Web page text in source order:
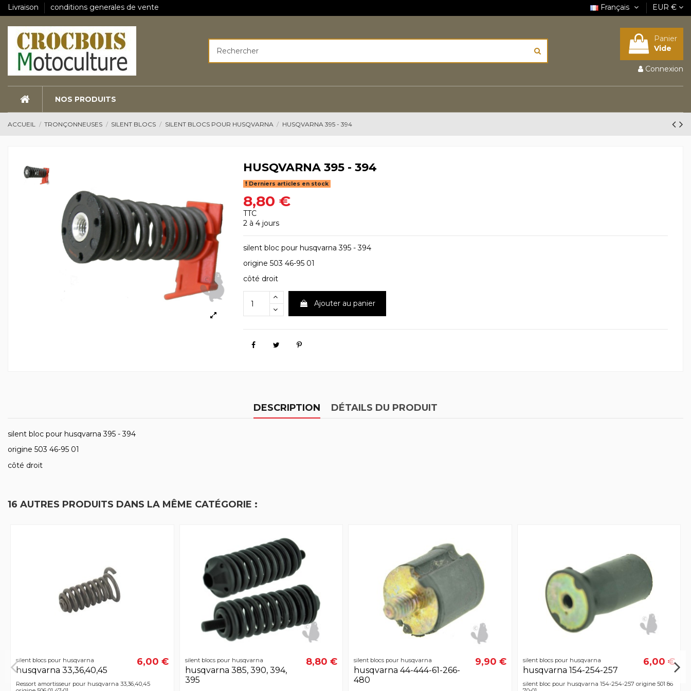
Livraison conditions generales de vente Français EUR €
Panier
Vide
Connexion
NOS PRODUITS
ACCUEIL TRONÇONNEUSES SILENT BLOCS SILENT BLOCS POUR HUSQVARNA HUSQVARNA 395 - 394
HUSQVARNA 395 - 394
Derniers articles en stock
8,80 €
TTC
2 à 4 jours
silent bloc pour husqvarna 395 - 394
origine 503 46-95 01
côté droit
Ajouter au panier
DESCRIPTION DÉTAILS DU PRODUIT
silent bloc pour husqvarna 395 - 394
origine 503 46-95 01
côté droit
16 AUTRES PRODUITS DANS LA MÊME CATÉGORIE :
silent blocs pour husqvarna
husqvarna 33,36,40,45
6,00 €
Ressort amortisseur pour husqvarna 33,36,40,45
silent blocs pour husqvarna
husqvarna 385, 390, 394,
395
8,80 € silent blocs pour husqvarna
husqvarna 44-444-61-266-
480
9,90 € silent blocs pour husqvarna
husqvarna 154-254-257
6,00 €
silent bloc pour husqvarna 154-254-257 origine 501 86